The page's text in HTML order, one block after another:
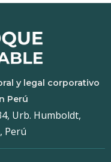
y legal corporativo
Perú
Urb. Humboldt,
Perú